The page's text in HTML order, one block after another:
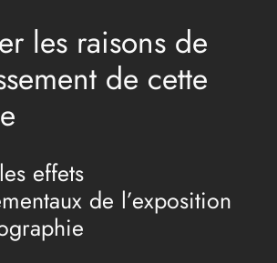
les raisons de
de cette
effets
de l’exposition